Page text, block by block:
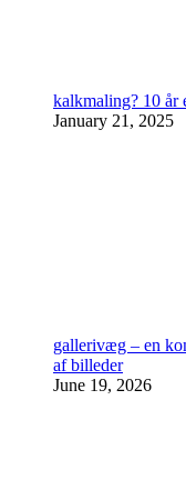
kalkmaling? 10 år
January 21, 2025
gallerivæg – en
af billeder
June 19, 2026